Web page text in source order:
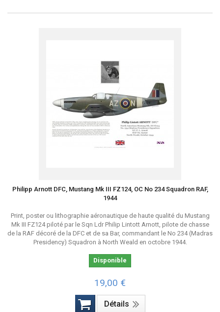
Philipp Arnott DFC, Mustang Mk III FZ124, OC No 234 Squadron RAF,
1944
Print, poster ou lithographie aéronautique de haute qualité du Mustang
Mk III FZ124 piloté par le Sqn Ldr Philip Lintott Arnott, pilote de chasse
de la RAF décoré de la DFC et de sa Bar, commandant le No 234 (Madras
Presidency) Squadron à North Weald en octobre 1944.
Disponible
19,00 €
Détails